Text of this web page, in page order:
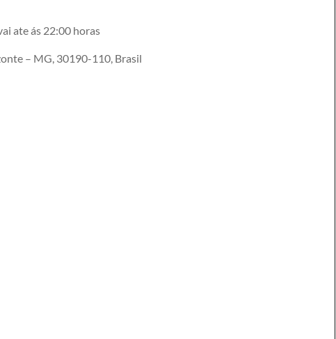
ate ás 22:00 horas
– MG, 30190-110, Brasil